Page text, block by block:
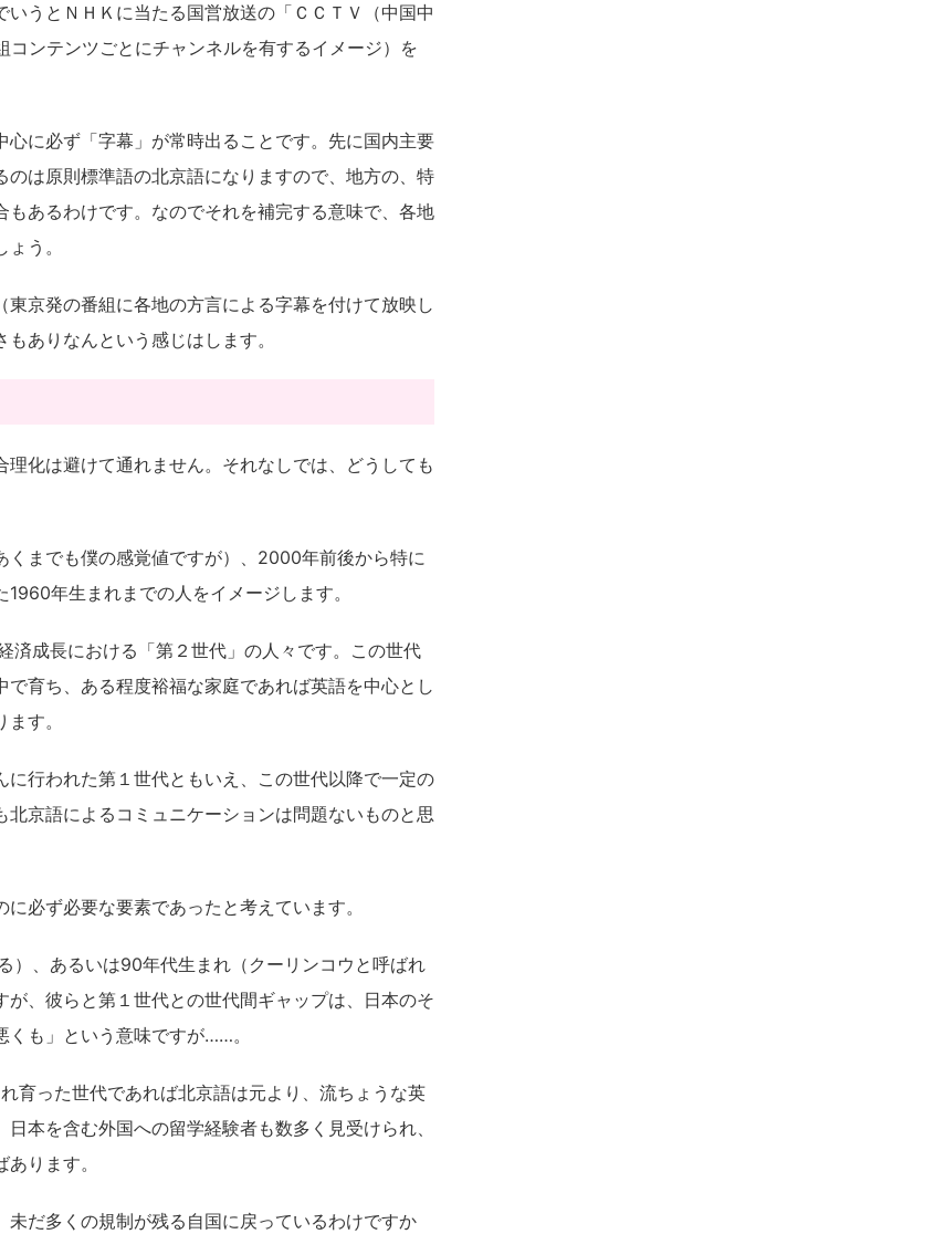
うとＮＨＫに当たる国営放送の「ＣＣＴＶ（中国中
ンテンツごとにチャンネルを有するイメージ）を
に必ず「字幕」が常時出ることです。先に国内主要
は原則標準語の北京語になりますので、地方の、特
あるわけです。なのでそれを補完する意味で、各地
う。
京発の番組に各地の方言による字幕を付けて放映し
ありなんという感じはします。
化は避けて通れません。それなしでは、どうしても
までも僕の感覚値ですが）、2000年前後から特に
年生まれまでの人をイメージします。
済成長における「第２世代」の人々です。この世代
育ち、ある程度裕福な家庭であれば英語を中心とし
す。
行われた第１世代ともいえ、この世代以降で一定の
京語によるコミュニケーションは問題ないものと思
必ず必要な要素であったと考えています。
）、あるいは90年代生まれ（クーリンコウと呼ばれ
、彼らと第１世代との世代間ギャップは、日本のそ
も」という意味ですが……。
育った世代であれば北京語は元より、流ちょうな英
本を含む外国への留学経験者も数多く見受けられ、
ります。
だ多くの規制が残る自国に戻っているわけですか